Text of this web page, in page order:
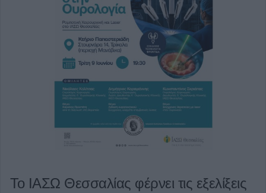
Το ΙΑΣΩ Θεσσαλίας φέρνει τις εξελίξεις